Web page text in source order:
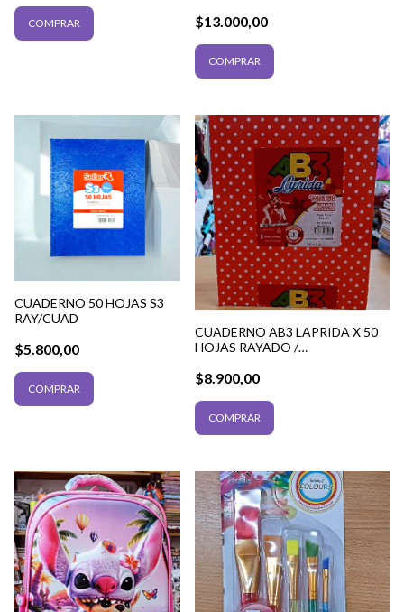
$13.000,00
CUADERNO 50 HOJAS S3
RAY/CUAD
$5.800,00
CUADERNO AB3 LAPRIDA X 50
HOJAS RAYADO /
$8.900,00